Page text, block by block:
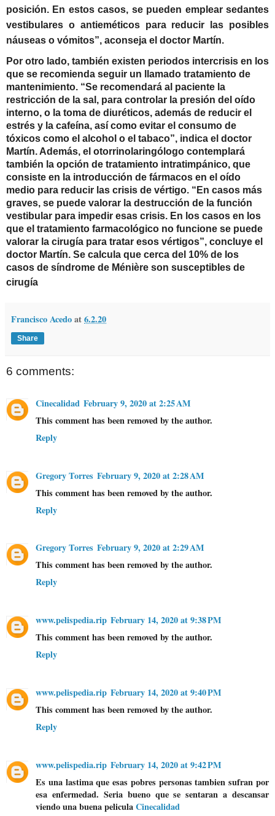
posición. En estos casos, se pueden emplear sedantes
vestibulares o antieméticos para reducir las posibles
náuseas o vómitos”, aconseja el doctor Martín.
Por otro lado, también existen periodos intercrisis en los
que se recomienda seguir un llamado tratamiento de
mantenimiento. “Se recomendará al paciente la
restricción de la sal, para controlar la presión del oído
interno, o la toma de diuréticos, además de reducir el
estrés y la cafeína, así como evitar el consumo de
tóxicos como el alcohol o el tabaco”, indica el doctor
Martín. Además, el otorrinolaringólogo contemplará
también la opción de tratamiento intratimpánico, que
consiste en la introducción de fármacos en el oído
medio para reducir las crisis de vértigo. “En casos más
graves, se puede valorar la destrucción de la función
vestibular para impedir esas crisis. En los casos en los
que el tratamiento farmacológico no funcione se puede
valorar la cirugía para tratar esos vértigos”, concluye el
doctor Martín. Se calcula que cerca del 10% de los
casos de síndrome de Ménière son susceptibles de
cirugía
Francisco Acedoat6.2.20
Share
6 comments:
Cinecalidad February 9, 2020 at 2:25 AM
This comment has been removed by the author.
Reply
Gregory Torres February 9, 2020 at 2:28 AM
This comment has been removed by the author.
Reply
Gregory Torres February 9, 2020 at 2:29 AM
This comment has been removed by the author.
Reply
www.pelispedia.rip February 14, 2020 at 9:38 PM
This comment has been removed by the author.
Reply
www.pelispedia.rip February 14, 2020 at 9:40 PM
This comment has been removed by the author.
Reply
www.pelispedia.rip February 14, 2020 at 9:42 PM
Es una lastima que esas pobres personas tambien sufran por
esa enfermedad. Seria bueno que se sentaran a descansar
viendo una buena peliculaCinecalidad